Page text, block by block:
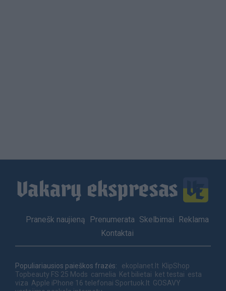
Footer
Pranešk naujieną Prenumerata Skelbimai
Reklama
Kontaktai
Populiariausios paieškos frazės: ekoplanet.lt KlipShop
Topbeauty FS 25 Mods camelia Ket bilietai ket testai esta
viza Apple iPhone 16 telefonai Sportuok.lt GOSAVY